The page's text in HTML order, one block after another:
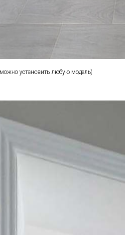
установить любую модель)